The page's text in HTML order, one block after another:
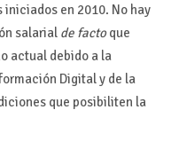
en 2010. No hay
salarial de factoque
actual debido a la
Digital y de la
que posibiliten la